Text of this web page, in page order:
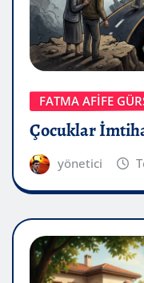
FATMA AFİFE
Çocuklar
yönetici